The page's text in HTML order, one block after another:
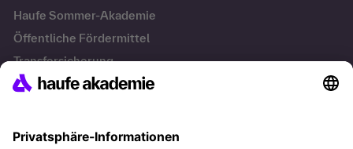
Haufe Sommer-Akademie
Öffentliche Fördermittel
Transfersicherung
Führung im KI-Zeitalter: Wie Human-AI-Leadership Teams